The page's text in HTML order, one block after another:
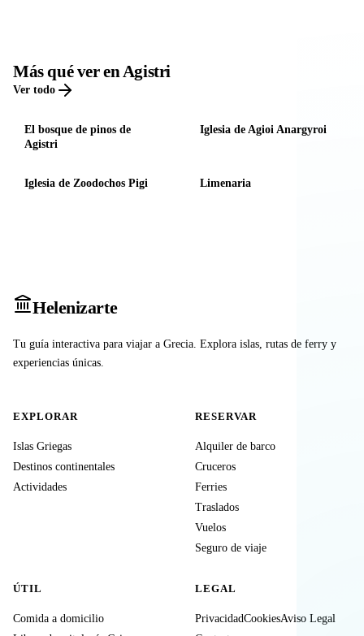
Más qué ver en Agistri
Ver todo
El bosque de pinos de
Agistri
Iglesia de Agioi Anargyroi
Iglesia de Zoodochos Pigi Limenaria
Helenizarte
Tu guía interactiva para viajar a Grecia. Explora islas, rutas de ferry y
experiencias únicas.
EXPLORAR
Islas Griegas
Destinos continentales
Actividades
RESERVAR
Alquiler de barco
Cruceros
Ferries
Traslados
Vuelos
Seguro de viaje
ÚTIL
Comida a domicilio
LEGAL
PrivacidadCookiesAviso Legal